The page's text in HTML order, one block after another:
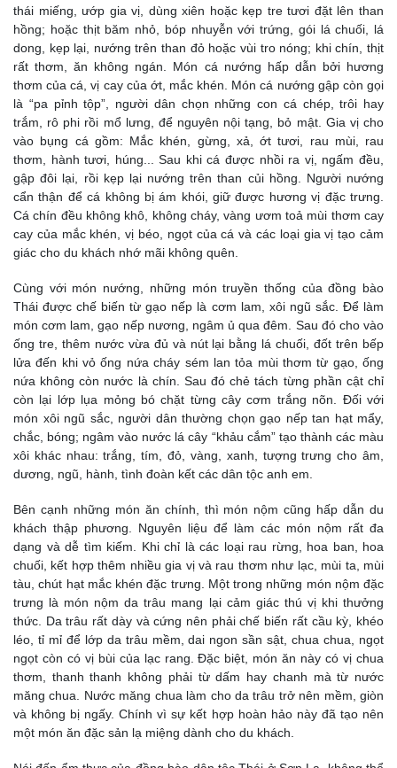
thái miếng, ướp gia vị, dùng xiên hoặc kẹp tre tươi đặt lên than
hồng; hoặc thịt băm nhỏ, bóp nhuyễn với trứng, gói lá chuối, lá
dong, kẹp lại, nướng trên than đỏ hoặc vùi tro nóng; khi chín, thịt
rất thơm, ăn không ngán. Món cá nướng hấp dẫn bởi hương
thơm của cá, vị cay của ớt, mắc khén. Món cá nướng gập còn gọi
là “pa pỉnh tộp”, người dân chọn những con cá chép, trôi hay
trắm, rô phi rồi mổ lưng, để nguyên nội tạng, bỏ mật. Gia vị cho
vào bụng cá gồm: Mắc khén, gừng, xả, ớt tươi, rau mùi, rau
thơm, hành tươi, húng... Sau khi cá được nhồi ra vị, ngấm đều,
gập đôi lại, rồi kẹp lại nướng trên than củi hồng. Người nướng
cẩn thận để cá không bị ám khói, giữ được hương vị đặc trưng.
Cá chín đều không khô, không cháy, vàng ươm toả mùi thơm cay
cay của mắc khén, vị béo, ngọt của cá và các loại gia vị tạo cảm
giác cho du khách nhớ mãi không quên.
Cùng với món nướng, những món truyền thống của đồng bào
Thái được chế biến từ gạo nếp là cơm lam, xôi ngũ sắc. Để làm
món cơm lam, gạo nếp nương, ngâm ủ qua đêm. Sau đó cho vào
ống tre, thêm nước vừa đủ và nút lại bằng lá chuối, đốt trên bếp
lửa đến khi vỏ ống nứa cháy sém lan tỏa mùi thơm từ gạo, ống
nứa không còn nước là chín. Sau đó chẻ tách từng phần cật chỉ
còn lại lớp lụa mỏng bó chặt từng cây cơm trắng nõn. Đối với
món xôi ngũ sắc, người dân thường chọn gạo nếp tan hạt mẩy,
chắc, bóng; ngâm vào nước lá cây “khảu cắm” tạo thành các màu
xôi khác nhau: trắng, tím, đỏ, vàng, xanh, tượng trưng cho âm,
dương, ngũ, hành, tình đoàn kết các dân tộc anh em.
Bên cạnh những món ăn chính, thì món nộm cũng hấp dẫn du
khách thập phương. Nguyên liệu để làm các món nộm rất đa
dạng và dễ tìm kiếm. Khi chỉ là các loại rau rừng, hoa ban, hoa
chuối, kết hợp thêm nhiều gia vị và rau thơm như lạc, mùi ta, mùi
tàu, chút hạt mắc khén đặc trưng. Một trong những món nộm đặc
trưng là món nộm da trâu mang lại cảm giác thú vị khi thưởng
thức. Da trâu rất dày và cứng nên phải chế biến rất cầu kỳ, khéo
léo, tỉ mỉ để lớp da trâu mềm, dai ngon sần sật, chua chua, ngọt
ngọt còn có vị bùi của lạc rang. Đặc biệt, món ăn này có vị chua
thơm, thanh thanh không phải từ dấm hay chanh mà từ nước
măng chua. Nước măng chua làm cho da trâu trở nên mềm, giòn
và không bị ngấy. Chính vì sự kết hợp hoàn hảo này đã tạo nên
một món ăn đặc sản lạ miệng dành cho du khách.